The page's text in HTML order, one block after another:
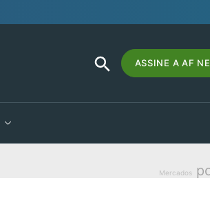
Search
for:
SEARCH
BUTTON
ASSINE A AF
Mercados